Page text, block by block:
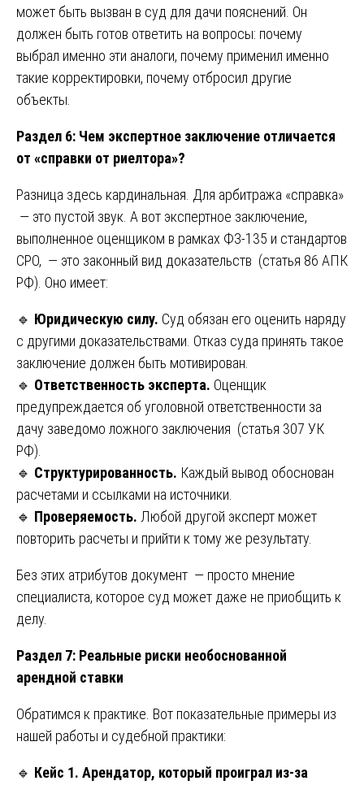
может быть вызван в суд для дачи пояснений. Он
должен быть готов ответить на вопросы: почему
выбрал именно эти аналоги, почему применил именно
такие корректировки, почему отбросил другие
объекты.
Раздел 6: Чем экспертное заключение отличается
от «справки от риелтора»?
Разница здесь кардинальная. Для арбитража «справка»
— это пустой звук. А вот экспертное заключение,
выполненное оценщиком в рамках ФЗ-135 и стандартов
СРО, — это законный вид доказательств (статья 86 АПК
РФ). Оно имеет:
🔹 Юридическую силу. Суд обязан его оценить наряду
с другими доказательствами. Отказ суда принять такое
заключение должен быть мотивирован.
🔹 Ответственность эксперта. Оценщик
предупреждается об уголовной ответственности за
дачу заведомо ложного заключения (статья 307 УК
РФ).
🔹 Структурированность. Каждый вывод обоснован
расчетами и ссылками на источники.
🔹 Проверяемость. Любой другой эксперт может
повторить расчеты и прийти к тому же результату.
Без этих атрибутов документ — просто мнение
специалиста, которое суд может даже не приобщить к
делу.
Раздел 7: Реальные риски необоснованной
арендной ставки
Обратимся к практике. Вот показательные примеры из
нашей работы и судебной практики:
🔹 Кейс 1. Арендатор, который проиграл из-за